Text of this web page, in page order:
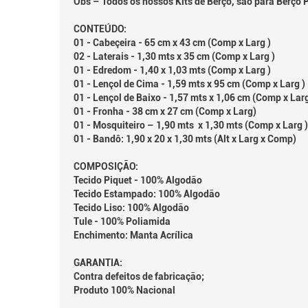
CONTEÚDO:
01 - Cabeçeira - 65 cm x 43 cm (Comp x Larg )
02 - Laterais - 1,30 mts x 35 cm (Comp x Larg )
01 - Edredom - 1,40 x 1,03 mts (Comp x Larg )
01 - Lençol de Cima - 1,59 mts x 95 cm (Comp x Larg )
01 - Lençol de Baixo - 1,57 mts x 1,06 cm (Comp x
01 - Fronha - 38 cm x 27 cm (Comp x Larg)
01 - Mosquiteiro – 1,90 mts x 1,30 mts (Comp x Larg )
01 - Bandô: 1,90 x 20 x 1,30 mts (Alt x Larg x Comp)
COMPOSIÇÃO:
Tecido Piquet - 100% Algodão
Tecido Estampado: 100% Algodão
Tecido Liso: 100% Algodão
Tule - 100% Poliamida
Enchimento: Manta Acrílica
GARANTIA:
Contra defeitos de fabricação;
Produto 100% Nacional